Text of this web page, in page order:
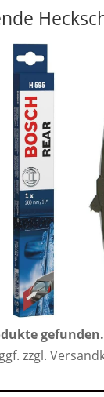
gefunden.
ggf. zzgl.